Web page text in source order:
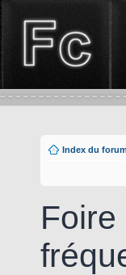
Index du forum